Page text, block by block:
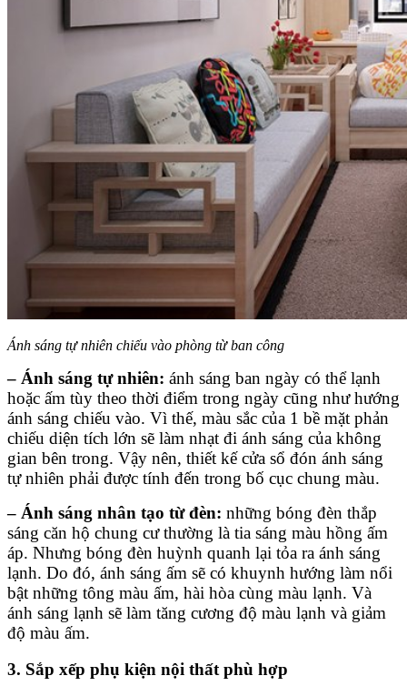
Ánh sáng tự nhiên chiếu vào phòng từ ban công
– Ánh sáng tự nhiên: ánh sáng ban ngày có thể lạnh
hoặc ấm tùy theo thời điểm trong ngày cũng như hướng
ánh sáng chiếu vào. Vì thế, màu sắc của 1 bề mặt phản
chiếu diện tích lớn sẽ làm nhạt đi ánh sáng của không
gian bên trong. Vậy nên, thiết kế cửa sổ đón ánh sáng
tự nhiên phải được tính đến trong bố cục chung màu.
– Ánh sáng nhân tạo từ đèn: những bóng đèn thắp
sáng căn hộ chung cư thường là tia sáng màu hồng ấm
áp. Nhưng bóng đèn huỳnh quanh lại tỏa ra ánh sáng
lạnh. Do đó, ánh sáng ấm sẽ có khuynh hướng làm nổi
bật những tông màu ấm, hài hòa cùng màu lạnh. Và
ánh sáng lạnh sẽ làm tăng cương độ màu lạnh và giảm
độ màu ấm.
3. Sắp xếp phụ kiện nội thất phù hợp